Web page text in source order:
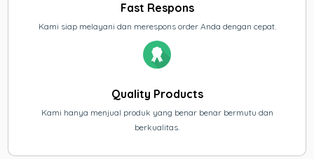
Fast Respons
Kami siap melayani dan merespons order Anda dengan cepat.
Quality Products
Kami hanya menjual produk yang benar benar bermutu dan
berkualitas.